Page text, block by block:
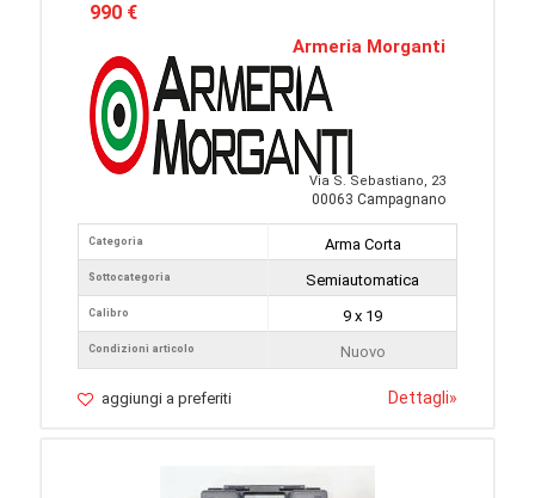
990 €
Armeria Morganti
Via S. Sebastiano, 23
00063 Campagnano
Categoria
Sottocategoria
Calibro
Condizioni articolo
Arma Corta
Semiautomatica
9 x 19
Nuovo
aggiungi a preferiti Dettagli»